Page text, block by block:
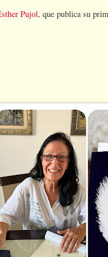
Pujol, que publica su